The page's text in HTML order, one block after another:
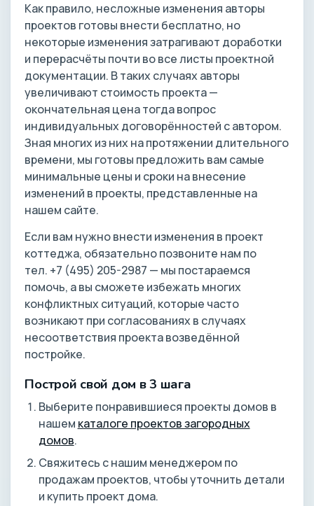
Как правило, несложные изменения авторы
проектов готовы внести бесплатно, но
некоторые изменения затрагивают доработки
и перерасчёты почти во все листы проектной
документации. В таких случаях авторы
увеличивают стоимость проекта —
окончательная цена тогда вопрос
индивидуальных договорённостей с автором.
Зная многих из них на протяжении длительного
времени, мы готовы предложить вам самые
минимальные цены и сроки на внесение
изменений в проекты, представленные на
нашем сайте.
Если вам нужно внести изменения в проект
коттеджа, обязательно позвоните нам по
тел. +7 (495) 205-2987 — мы постараемся
помочь, а вы сможете избежать многих
конфликтных ситуаций, которые часто
возникают при согласованиях в случаях
несоответствия проекта возведённой
постройке.
Построй свой дом в 3 шага
Выберите понравившиеся проекты домов в
нашем каталоге проектов загородных
домов.
Свяжитесь с нашим менеджером по
продажам проектов, чтобы уточнить детали
и купить проект дома.